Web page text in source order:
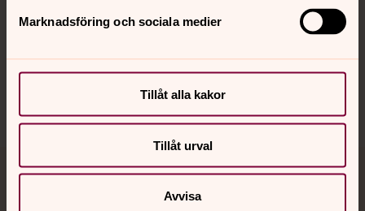
Marknadsföring och sociala medier
Tillåt alla kakor
Tillåt urval
Avvisa
Sociala kanaler